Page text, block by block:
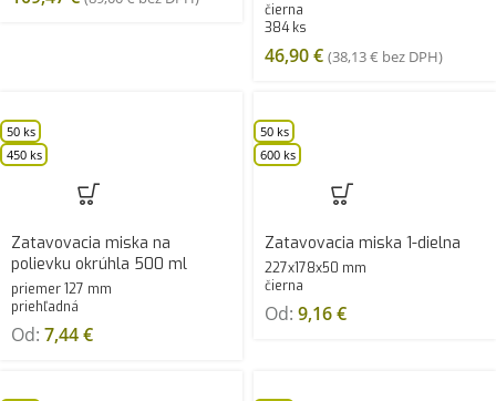
čierna
384 ks
46,90€ (38,13€ bez DPH)
50 ks
450 ks
Zatavovacia miska na
polievku okrúhla 500 ml
priemer 127 mm
priehľadná
Od: 7,44€
50 ks
600 ks
Zatavovacia miska 1-dielna
227x178x50 mm
čierna
Od: 9,16€